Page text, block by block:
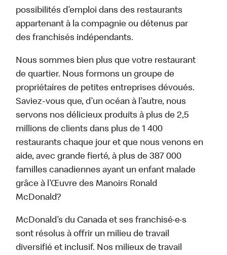
possibilités d’emploi dans des restaurants
appartenant à la compagnie ou détenus par
des franchisés indépendants.
Nous sommes bien plus que votre restaurant
de quartier. Nous formons un groupe de
propriétaires de petites entreprises dévoués.
Saviez-vous que, d’un océan à l’autre, nous
servons nos délicieux produits à plus de 2,5
millions de clients dans plus de 1 400
restaurants chaque jour et que nous venons en
aide, avec grande fierté, à plus de 387 000
familles canadiennes ayant un enfant malade
grâce à l’Œuvre des Manoirs Ronald
McDonald?
McDonald’s du Canada et ses franchisé·e·s
sont résolus à offrir un milieu de travail
diversifié et inclusif. Nos milieux de travail